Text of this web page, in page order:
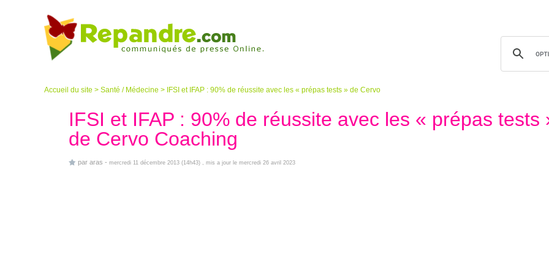
Accueil du site > Santé / Médecine > IFSI et IFAP : 90% de réussite avec les « prépas tests » de Cervo
IFSI et IFAP : 90% de réussite avec les « prépas tests
de Cervo Coaching
par aras - mercredi 11 décembre 2013 (14h43) , mis a jour le mercredi 26 avril 2023